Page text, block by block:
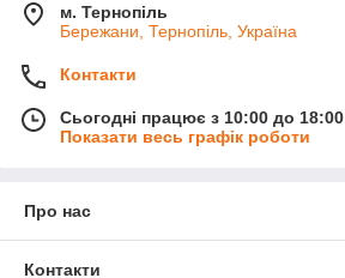
м. Тернопіль
Бережани, Тернопіль, Україна
Контакти
Сьогодні працює з 10:00 до 18:00
Показати весь графік роботи
Про нас
Контакти